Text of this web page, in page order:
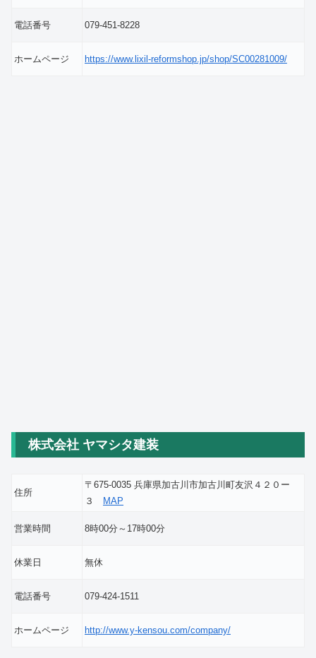
電話番号 079-451-8228
ホームページ https://www.lixil-reformshop.jp/shop/SC00281009/
株式会社 ヤマシタ建装
住所
〒675-0035 兵庫県加古川市加古川町友沢４２０ー
３
MAP
営業時間 8時00分～17時00分
休業日 無休
電話番号 079-424-1511
ホームページ http://www.y-kensou.com/company/